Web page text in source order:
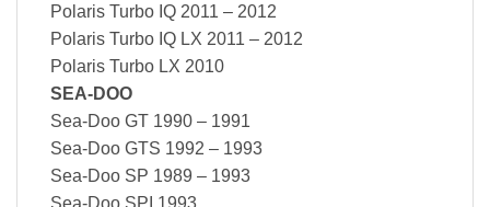
Polaris Turbo IQ 2011 – 2012
Polaris Turbo IQ LX 2011 – 2012
Polaris Turbo LX 2010
SEA-DOO
Sea-Doo GT 1990 – 1991
Sea-Doo GTS 1992 – 1993
Sea-Doo SP 1989 – 1993